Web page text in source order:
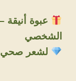
عبوة أنيقة
الشخصي
لشعر صحي،